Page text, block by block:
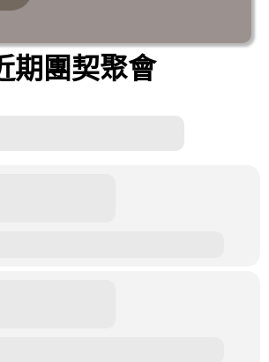
期團契聚會